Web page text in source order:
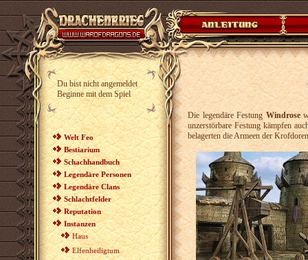
Du bist nicht angemeldet
Beginne mit dem Spiel
Welt Feo
Bestiarium
Schachhandbuch
Legendäre Personen
Legendäre Clans
Schlachtfelder
Reputation
Instanzen
Haus
Elfenheiligtum
Die legendäre FestungWindrose
unzerstörbare Festung kämpfen
belagerten die Armeen der